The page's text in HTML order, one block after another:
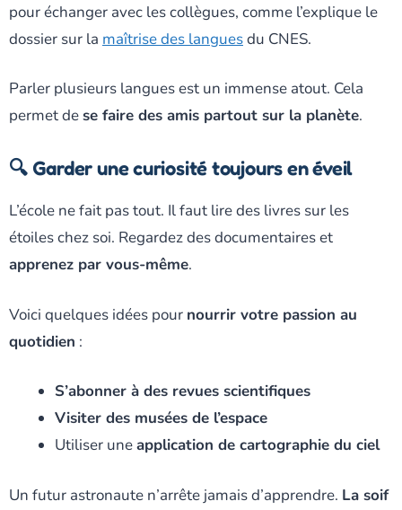
pour échanger avec les collègues, comme l’explique le
dossier sur la maîtrise des languesdu CNES.
Parler plusieurs langues est un immense atout. Cela
permet dese faire des amis partout sur la planète.
🔍 Garder une curiosité toujours en éveil
L’école ne fait pas tout. Il faut lire des livres sur les
étoiles chez soi. Regardez des documentaires et
apprenez par vous-même.
Voici quelques idées pour nourrir votre passion au
quotidien :
S’abonner à des revues scientifiques
Visiter des musées de l’espace
Utiliser uneapplication de cartographie du ciel
Un futur astronaute n’arrête jamais d’apprendre. La soif